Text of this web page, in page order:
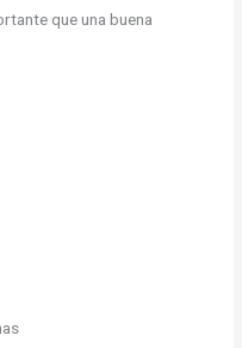
que una buena